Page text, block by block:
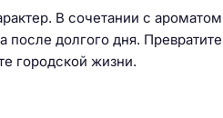
В сочетании с ароматом
долгого дня. Превратите
городской жизни.